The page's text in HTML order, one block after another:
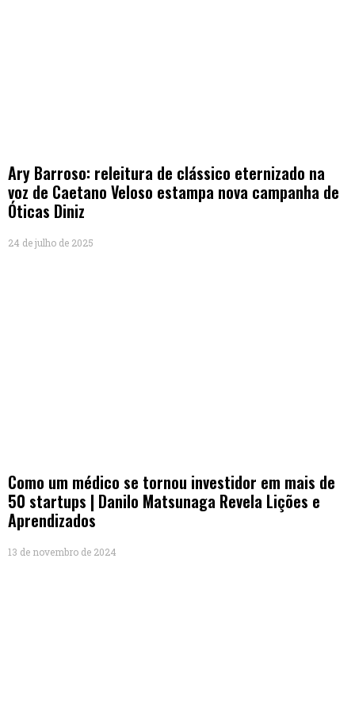
Ary Barroso: releitura de clássico eternizado na
voz de Caetano Veloso estampa nova campanha de
Óticas Diniz
24 de julho de 2025
Como um médico se tornou investidor em mais de
50 startups | Danilo Matsunaga Revela Lições e
Aprendizados
13 de novembro de 2024